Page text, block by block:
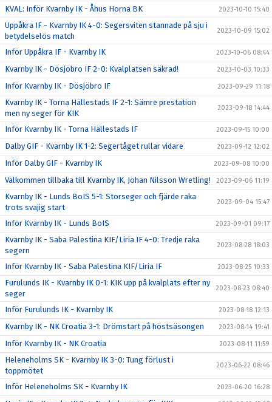
KVAL: Inför Kvarnby IK - Åhus Horna BK 2023-10-10 15:40
Uppåkra IF - Kvarnby IK 4-0: Segersviten stannade på sju i
betydelselös match
2023-10-09 15:02
Inför Uppåkra IF - Kvarnby IK 2023-10-06 08:44
Kvarnby IK - Dösjöbro IF 2-0: Kvalplatsen säkrad! 2023-10-03 10:33
Inför Kvarnby IK - Dösjöbro IF 2023-09-29 11:18
Kvarnby IK - Torna Hällestads IF 2-1: Sämre prestation
men ny seger för KIK
2023-09-18 14:44
Inför Kvarnby IK - Torna Hällestads IF 2023-09-15 10:00
Dalby GIF - Kvarnby IK 1-2: Segertåget rullar vidare 2023-09-12 12:02
Inför Dalby GIF - Kvarnby IK 2023-09-08 10:00
Välkommen tillbaka till Kvarnby IK, Johan Nilsson Wretling! 2023-09-06 11:19
Kvarnby IK - Lunds BoIS 5-1: Storseger och fjärde raka
trots svajig start
2023-09-04 15:47
Inför Kvarnby IK - Lunds BoIS 2023-09-01 09:17
Kvarnby IK - Saba Palestina KIF/Liria IF 4-0: Tredje raka
segern
2023-08-28 18:03
Inför Kvarnby IK - Saba Palestina KIF/Liria IF 2023-08-25 10:33
Furulunds IK - Kvarnby IK 0-1: KIK upp på kvalplats efter ny
seger
2023-08-23 08:40
Inför Furulunds IK - Kvarnby IK 2023-08-18 12:13
Kvarnby IK - NK Croatia 3-1: Drömstart på höstsäsongen 2023-08-14 19:41
Inför Kvarnby IK - NK Croatia 2023-08-11 11:59
Heleneholms SK - Kvarnby IK 3-0: Tung förlust i
toppmötet
2023-06-22 08:46
Inför Heleneholms SK - Kvarnby IK 2023-06-20 16:28